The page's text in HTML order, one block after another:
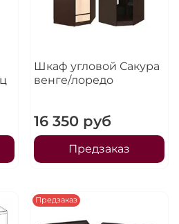
Шкаф угловой Сакура
венге/лоредо
16 350 руб
Предзаказ
Предзаказ